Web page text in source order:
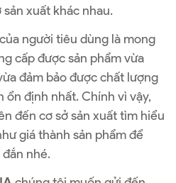
xuất khác nhau.
người tiêu dùng là mong
cấp được sản phẩm vừa
đảm bảo được chất lượng
ổn định nhất. Chính vì vậy,
đến cơ sở sản xuất tìm hiểu
giá thành sản phẩm để
nhé.